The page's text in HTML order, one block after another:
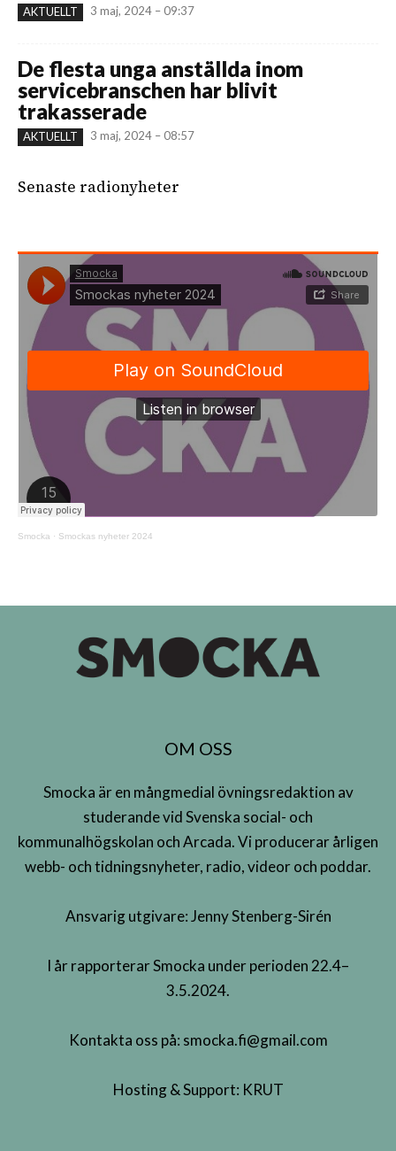
AKTUELLT 3 maj, 2024 – 09:37
De flesta unga anställda inom
servicebranschen har blivit
trakasserade
AKTUELLT 3 maj, 2024 – 08:57
Senaste radionyheter
Smocka · Smockas nyheter 2024
OM OSS
Smocka är en mångmedial övningsredaktion av
studerande vid Svenska social- och
kommunalhögskolan och Arcada. Vi producerar årligen
webb- och tidningsnyheter, radio, videor och poddar.
Ansvarig utgivare: Jenny Stenberg-Sirén
I år rapporterar Smocka under perioden 22.4–
3.5.2024.
Kontakta oss på: smocka.fi@gmail.com
Hosting & Support: KRUT